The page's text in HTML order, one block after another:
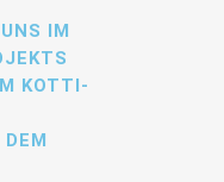
IM
KOTTI-